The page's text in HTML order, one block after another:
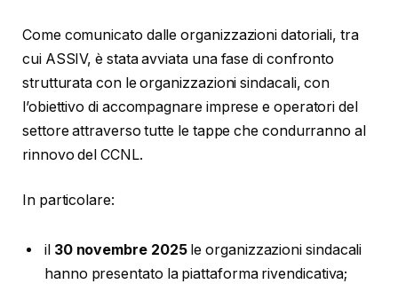
Come comunicato dalle organizzazioni datoriali, tra
cui ASSIV, è stata avviata una fase di confronto
strutturata con le organizzazioni sindacali, con
l’obiettivo di accompagnare imprese e operatori del
settore attraverso tutte le tappe che condurranno al
rinnovo del CCNL.
In particolare:
il 30 novembre 2025le organizzazioni sindacali
hanno presentato la piattaforma rivendicativa;